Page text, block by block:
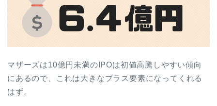
マザーズは10億円未満のIPOは初値高騰しやすい傾向
にあるので、これは大きなプラス要素になってくれる
はず。